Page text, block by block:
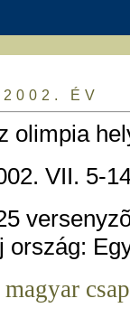
2002. ÉV
olimpia
VII. 5-
ország: